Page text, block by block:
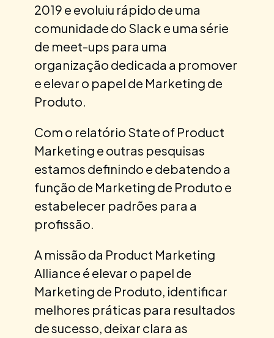
2019 e evoluiu rápido de uma
comunidade do Slack e uma série
de meet-ups para uma
organização dedicada a promover
e elevar o papel de Marketing de
Produto.
Com o relatório State of Product
Marketing e outras pesquisas
estamos definindo e debatendo a
função de Marketing de Produto e
estabelecer padrões para a
profissão.
A missão da Product Marketing
Alliance é elevar o papel de
Marketing de Produto, identificar
melhores práticas para resultados
de sucesso, deixar clara as